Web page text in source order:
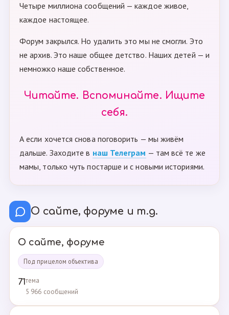
Четыре миллиона сообщений — каждое живое,
каждое настоящее.
Форум закрылся. Но удалить это мы не смогли. Это
не архив. Это наше общее детство. Наших детей — и
немножко наше собственное.
Читайте. Вспоминайте. Ищите
себя.
А если хочется снова поговорить — мы живём
дальше. Заходите в наш Телеграм — там всё те же
мамы, только чуть постарше и с новыми историями.
О сайте, форуме и т.д.
О сайте, форуме
Под прицелом объектива
71тема
5 966 сообщений